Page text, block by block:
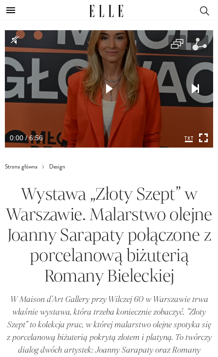
0:00 / 6:56
Strona główna Design
Wystawa „Złoty Szept” w
Warszawie. Malarstwo olejne
Joanny Sarapaty połączone z
porcelanową biżuterią
Romany Bieleckiej
W Maison d'Art Gallery przy Wilczej 60 w Warszawie trwa
właśnie wystawa, która trzeba koniecznie zobaczyć. "Złoty
Szept" to kolekcja prac, w której malarstwo olejne spotyka się
z porcelanową biżuterią pokrytą złotem i platyną. To twórczy
dialog dwóch artystek: Joanny Sarapaty oraz Romany